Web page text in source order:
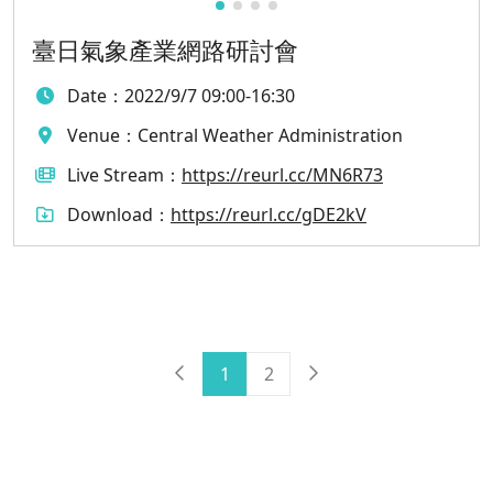
臺日氣象產業網路研討會
Date： 2022/9/7 09:00-16:30
Venue： Central Weather Administration
Live Stream： https://reurl.cc/MN6R73
Download： https://reurl.cc/gDE2kV
1 2 Next